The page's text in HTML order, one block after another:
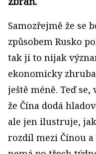
Samozřejmě že se
způsobem Rusko
tak ji to nijak
ekonomicky
ještě méně. Teď
že Čína dodá
ale jen ilustruje,
rozdíl mezi Čínou a